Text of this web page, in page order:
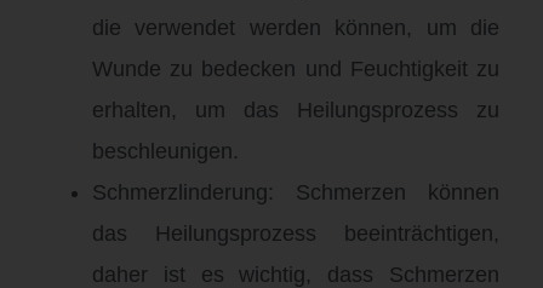
die verwendet werden können, um die
Wunde zu bedecken und Feuchtigkeit zu
erhalten, um das Heilungsprozess zu
beschleunigen.
Schmerzlinderung: Schmerzen können
das Heilungsprozess beeinträchtigen,
daher ist es wichtig, dass Schmerzen